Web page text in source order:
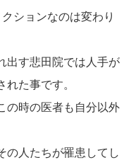
ションなのは変わり
出す悲田院では人手が
た事です。
の時の医者も自分以外
の人たちが罹患してし